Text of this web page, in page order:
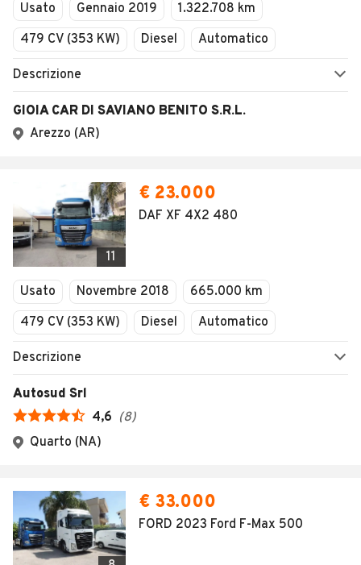
Usato Gennaio 2019
1.322.708 km
479 CV (353 KW)
Diesel Automatico
Descrizione
GIOIA CAR DI SAVIANO BENITO S.R.L.
Arezzo (AR)
11
€ 23.000
DAF XF 4X2 480
Usato Novembre 2018
665.000 km
479 CV (353 KW)
Diesel Automatico
Descrizione
Autosud Srl
4,6 (8)
Quarto (NA)
€ 33.000
FORD 2023 Ford F-Max 500